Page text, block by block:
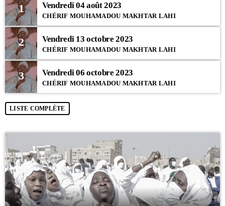
1 Vendredi 04 août 2023
CHÉRIF MOUHAMADOU MAKHTAR LAHI
2 Vendredi 13 octobre 2023
CHÉRIF MOUHAMADOU MAKHTAR LAHI
3 Vendredi 06 octobre 2023
CHÉRIF MOUHAMADOU MAKHTAR LAHI
LISTE COMPLÈTE